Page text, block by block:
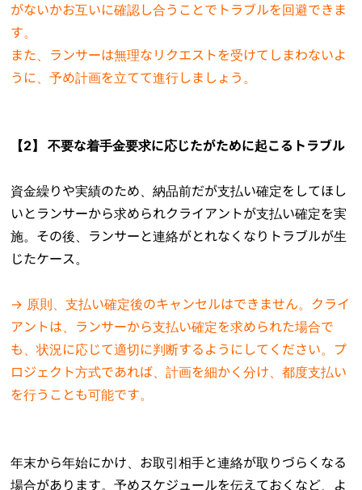
がないかお互いに確認し合うことでトラブルを回避できま
す。
また、ランサーは無理なリクエストを受けてしまわないよ
うに、予め計画を立てて進行しましょう。
【2】 不要な着手金要求に応じたがために起こるトラブル
資金繰りや実績のため、納品前だが支払い確定をしてほし
いとランサーから求められクライアントが支払い確定を実
施。その後、ランサーと連絡がとれなくなりトラブルが生
じたケース。
→ 原則、支払い確定後のキャンセルはできません。クライ
アントは、ランサーから支払い確定を求められた場合で
も、状況に応じて適切に判断するようにしてください。プ
ロジェクト方式であれば、計画を細かく分け、都度支払い
を行うことも可能です。
年末から年始にかけ、お取引相手と連絡が取りづらくなる
場合があります。予めスケジュールを伝えておくなど、よ